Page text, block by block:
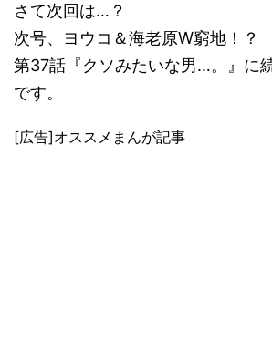
さて次回は…？
次号、ヨウコ＆海老原W窮地！？
第37話『クソみたいな男…。』に
です。
[広告]オススメまんが記事